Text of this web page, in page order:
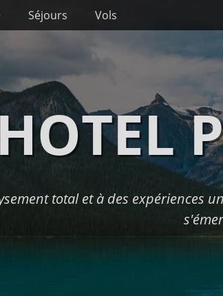
Séjours Vols
total et à des expériences